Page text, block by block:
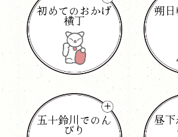
初めてのおかげ
横丁
朔
五十鈴川でのん
びり
昼